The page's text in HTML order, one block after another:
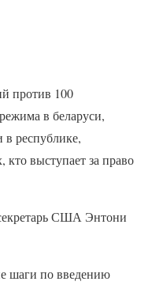
против 100
в беларуси,
республике,
кто выступает за право
США Энтони
шаги по введению